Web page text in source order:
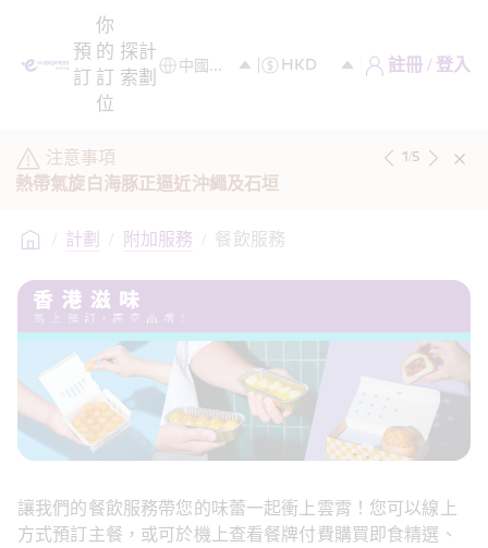
預
訂
你
的
訂
位
探
索
計
劃
註冊 / 登入
注意事項
熱帶氣旋白海豚正逼近沖繩及石垣
1/5
/ 計劃 / 附加服務 / 餐飲服務
讓我們的餐飲服務帶您的味蕾一起衝上雲霄！您可以線上
方式預訂主餐，或可於機上查看餐牌付費購買即食精選、